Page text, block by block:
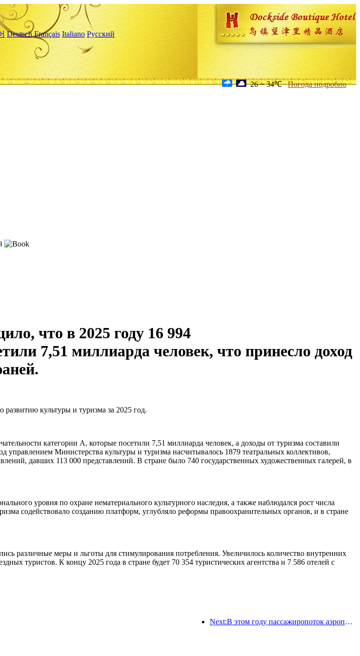
Deutsch Français Italiano Русский
26 ~ 34℃ Погода подробно
что в 2025 году 16 994
7,51 миллиарда человек, что принесло доход
культуры и туризма за 2025 год.
категории А, которые посетили 7,51 миллиарда человек, а доходы от туризма составили
Министерства культуры и туризма насчитывалось 1879 театральных коллективов,
давших 113 000 представлений. В стране было 740 государственных художественных галерей, в
уровня по охране нематериального культурного наследия, а также наблюдался рост числа
содействовало созданию платформ, углубляло реформы правоохранительных органов, и в стране
различные меры и льготы для стимулирования потребления. Увеличилось количество внутренних
туристов. К концу 2025 года в стране будет 70 354 туристических агентства и 7 586 отелей с
Next:В этом году пассажиропоток аэропорта Шэньчжэня превысил 3 миллиона человек, установив новый рекорд за аналогичный период.